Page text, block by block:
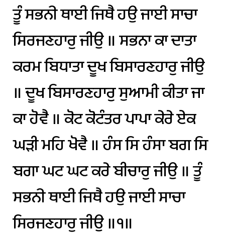
ਤੂੰਸਭਨੀਥਾਈਜਿਥੈਹਉਜਾਈਸਾਚਾ
ਸਿਰਜਣਹਾਰੁਜੀਉ॥ਸਭਨਾਕਾਦਾਤਾ
ਕਰਮਬਿਧਾਤਾਦੂਖਬਿਸਾਰਣਹਾਰੁਜੀਉ
॥ਦੂਖਬਿਸਾਰਣਹਾਰੁਸੁਆਮੀਕੀਤਾਜਾ
ਕਾਹੋਵੈ॥ਕੋਟਕੋਟੰਤਰਪਾਪਾਕੇਰੇਏਕ
ਘੜੀਮਹਿਖੋਵੈ॥ਹੰਸਸਿਹੰਸਾਬਗਸਿ
ਬਗਾਘਟਘਟਕਰੇਬੀਚਾਰੁਜੀਉ॥ਤੂੰ
ਸਭਨੀਥਾਈਜਿਥੈਹਉਜਾਈਸਾਚਾ
ਸਿਰਜਣਹਾਰੁਜੀਉ॥੧॥